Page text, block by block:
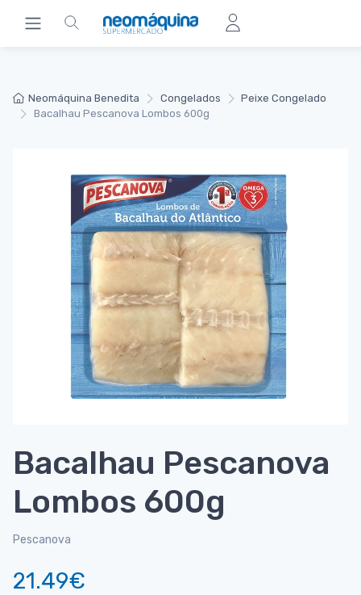
Neomáquina Benedita Congelados
Peixe Congelado
Bacalhau Pescanova Lombos 600g
Bacalhau Pescanova
Lombos 600g
Pescanova
21.49€